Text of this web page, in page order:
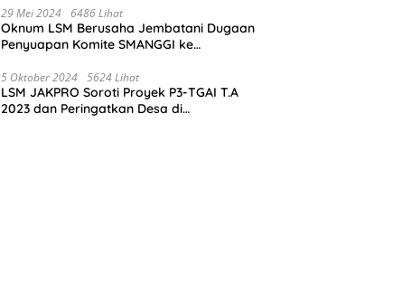
Sikap
29 Mei 2024 6486 Lihat
Oknum LSM Berusaha Jembatani Dugaan
Penyuapan Komite SMANGGI ke
Juta
5 Oktober 2024 5624 Lihat
LSM JAKPRO Soroti Proyek P3-TGAI T.A
2023 dan Peringatkan Desa di